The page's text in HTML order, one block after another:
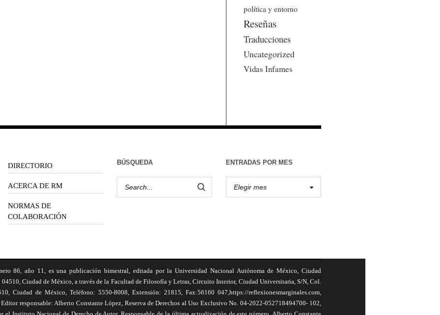
política y entorno
Reseñas
Traducciones
Uncategorized
Vidas Infames
DIRECTORIO
ACERCA DE RM
NORMAS DE
COLABORACIÓN
BÚSQUEDA ENTRADAS POR MES
86, año 11, es una publicación bimestral, editada por la Universidad Nacional Autónoma de México, Ciudad
Ciudad de México, a través de la Facultad de Filosofía y Letras, Circuito Interior, Ciudad Universitaria, S/N, Col.
Ciudad de México, Teléfono: 5550-8008, Extensión: 21815, Fax:56160 047,https://reflexionesmarginales.com,
responsable: Alberto Constante López, Reserva de Derechos al Uso Exclusivo No. 04-2022-052718494700- 102,